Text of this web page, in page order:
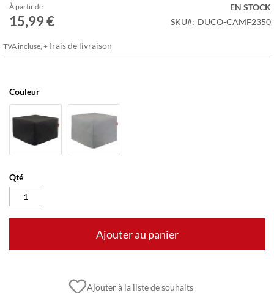
Galerie
d’images
À partir de
15,99 €
EN STOCK
SKU
DUCO-CAMF2350
TVA incluse, +frais de livraison
Couleur
Qté
Ajouter au panier
Ajouter à la liste de souhaits